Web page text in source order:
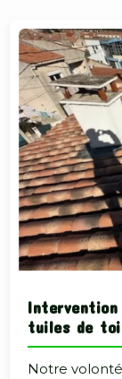
tuiles de
Notre